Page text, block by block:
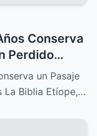
Conserva
Perdido
Increíble
un Pasaje
La Biblia Etíope,…